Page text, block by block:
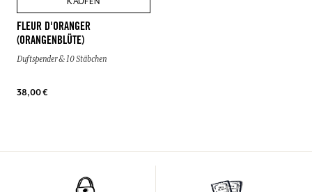
FLEUR D'ORANGER
(ORANGENBLÜTE)
Duftspender & 10 Stäbchen
38,00 €